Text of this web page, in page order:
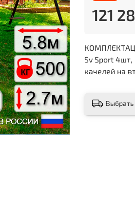
121
Sv Sport
качелей на
Выбрать